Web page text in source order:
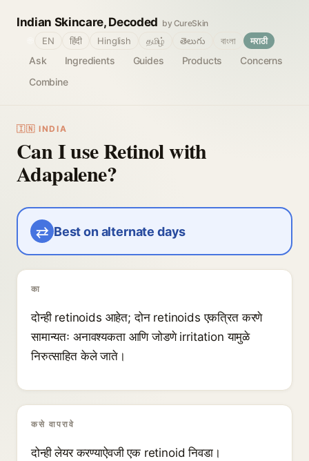
Indian Skincare, Decoded by CureSkin
Ask Ingredients Guides Products
Concerns
Combine
EN हिंदी Hinglish தமிழ் తెలుగు বাংলা मराठी
🇮🇳 INDIA
Can I use Retinol with
Adapalene?
⇄ Best on alternate days
का
दोन्ही retinoids आहेत; दोन retinoids एकत्रित करणे
सामान्यतः अनावश्यकता आणि जोडणे irritation यामुळे
निरुत्साहित केले जाते।
कसे वापरावे
दोन्ही लेयर करण्याऐवजी एक retinoid निवडा।